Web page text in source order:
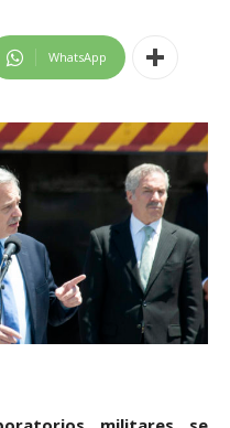
WhatsApp